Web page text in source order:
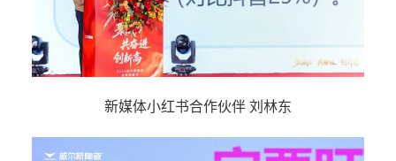
新媒体小红书合作伙伴 刘林东